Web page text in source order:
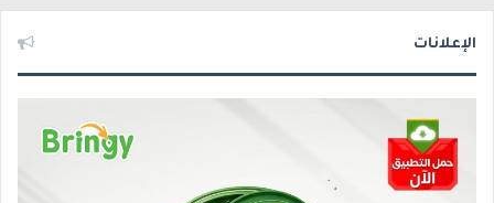
الإعلانات